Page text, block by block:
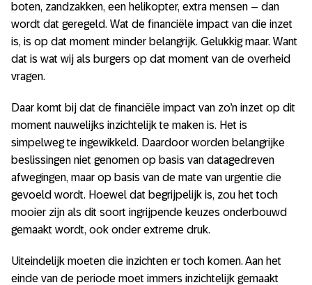
boten, zandzakken, een helikopter, extra mensen – dan
wordt dat geregeld. Wat de financiële impact van die inzet
is, is op dat moment minder belangrijk. Gelukkig maar. Want
dat is wat wij als burgers op dat moment van de overheid
vragen.
Daar komt bij dat de financiële impact van zo’n inzet op dit
moment nauwelijks inzichtelijk te maken is. Het is
simpelweg te ingewikkeld. Daardoor worden belangrijke
beslissingen niet genomen op basis van datagedreven
afwegingen, maar op basis van de mate van urgentie die
gevoeld wordt. Hoewel dat begrijpelijk is, zou het toch
mooier zijn als dit soort ingrijpende keuzes onderbouwd
gemaakt wordt, ook onder extreme druk.
Uiteindelijk moeten die inzichten er toch komen. Aan het
einde van de periode moet immers inzichtelijk gemaakt